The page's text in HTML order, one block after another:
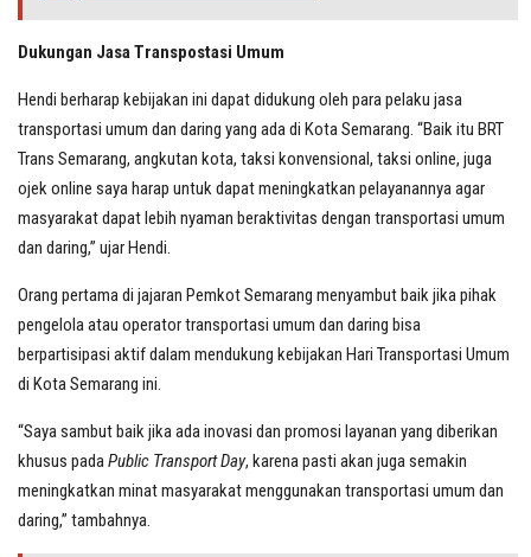
Dukungan Jasa Transpostasi Umum
Hendi berharap kebijakan ini dapat didukung oleh para pelaku jasa
transportasi umum dan daring yang ada di Kota Semarang. “Baik itu BRT
Trans Semarang, angkutan kota, taksi konvensional, taksi online, juga
ojek online saya harap untuk dapat meningkatkan pelayanannya agar
masyarakat dapat lebih nyaman beraktivitas dengan transportasi umum
dan daring,” ujar Hendi.
Orang pertama di jajaran Pemkot Semarang menyambut baik jika pihak
pengelola atau operator transportasi umum dan daring bisa
berpartisipasi aktif dalam mendukung kebijakan Hari Transportasi Umum
di Kota Semarang ini.
“Saya sambut baik jika ada inovasi dan promosi layanan yang diberikan
khusus padaPublic Transport Day, karena pasti akan juga semakin
meningkatkan minat masyarakat menggunakan transportasi umum dan
daring,” tambahnya.